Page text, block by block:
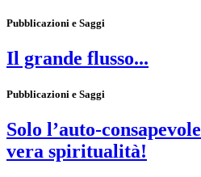
Pubblicazioni e Saggi
Il grande flusso...
Pubblicazioni e Saggi
Solo l’auto-
vera spiritualità!